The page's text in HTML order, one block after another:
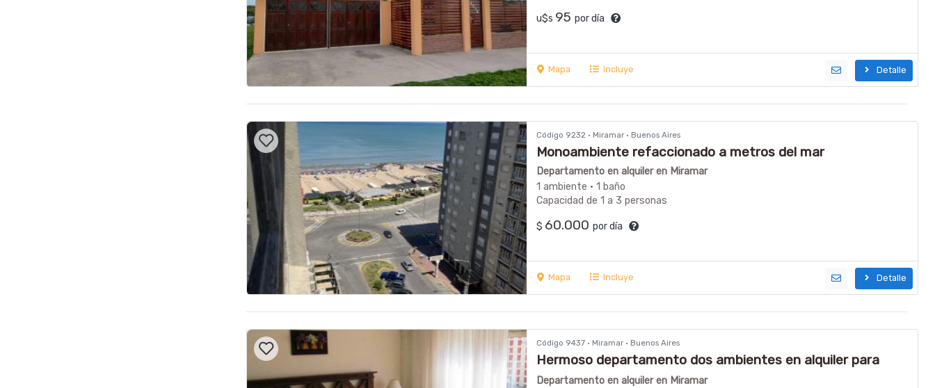
u$s 95 por día
Mapa Incluye Detalle
Código 9232 · Miramar · Buenos Aires
Monoambiente refaccionado a metros del mar
Departamento en alquiler en Miramar
1 ambiente · 1 baño
Capacidad de 1 a 3 personas
$ 60.000 por día
Mapa Incluye Detalle
Código 9437 · Miramar · Buenos Aires
Hermoso departamento dos ambientes en alquiler para
febrero. Vista lateral al mar y a media cuadra de la peatonal
Departamento en alquiler en Miramar